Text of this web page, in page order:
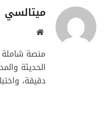
ميتالسي
موقع
منصة شاملة
الحديثة
دقيقة،